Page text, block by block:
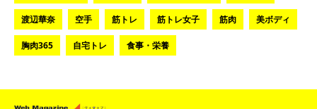
渡辺華奈 空手 筋トレ 筋トレ女子 筋肉 美ボディ
胸肉365 自宅トレ 食事・栄養